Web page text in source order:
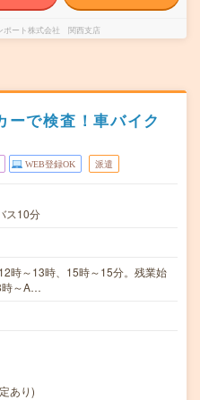
ポート株式会社 関西支店
ーで検査！車バイク
WEB登録OK 派遣
ス10分
時～13時、15時～15分。残業始
時～A…
あり)